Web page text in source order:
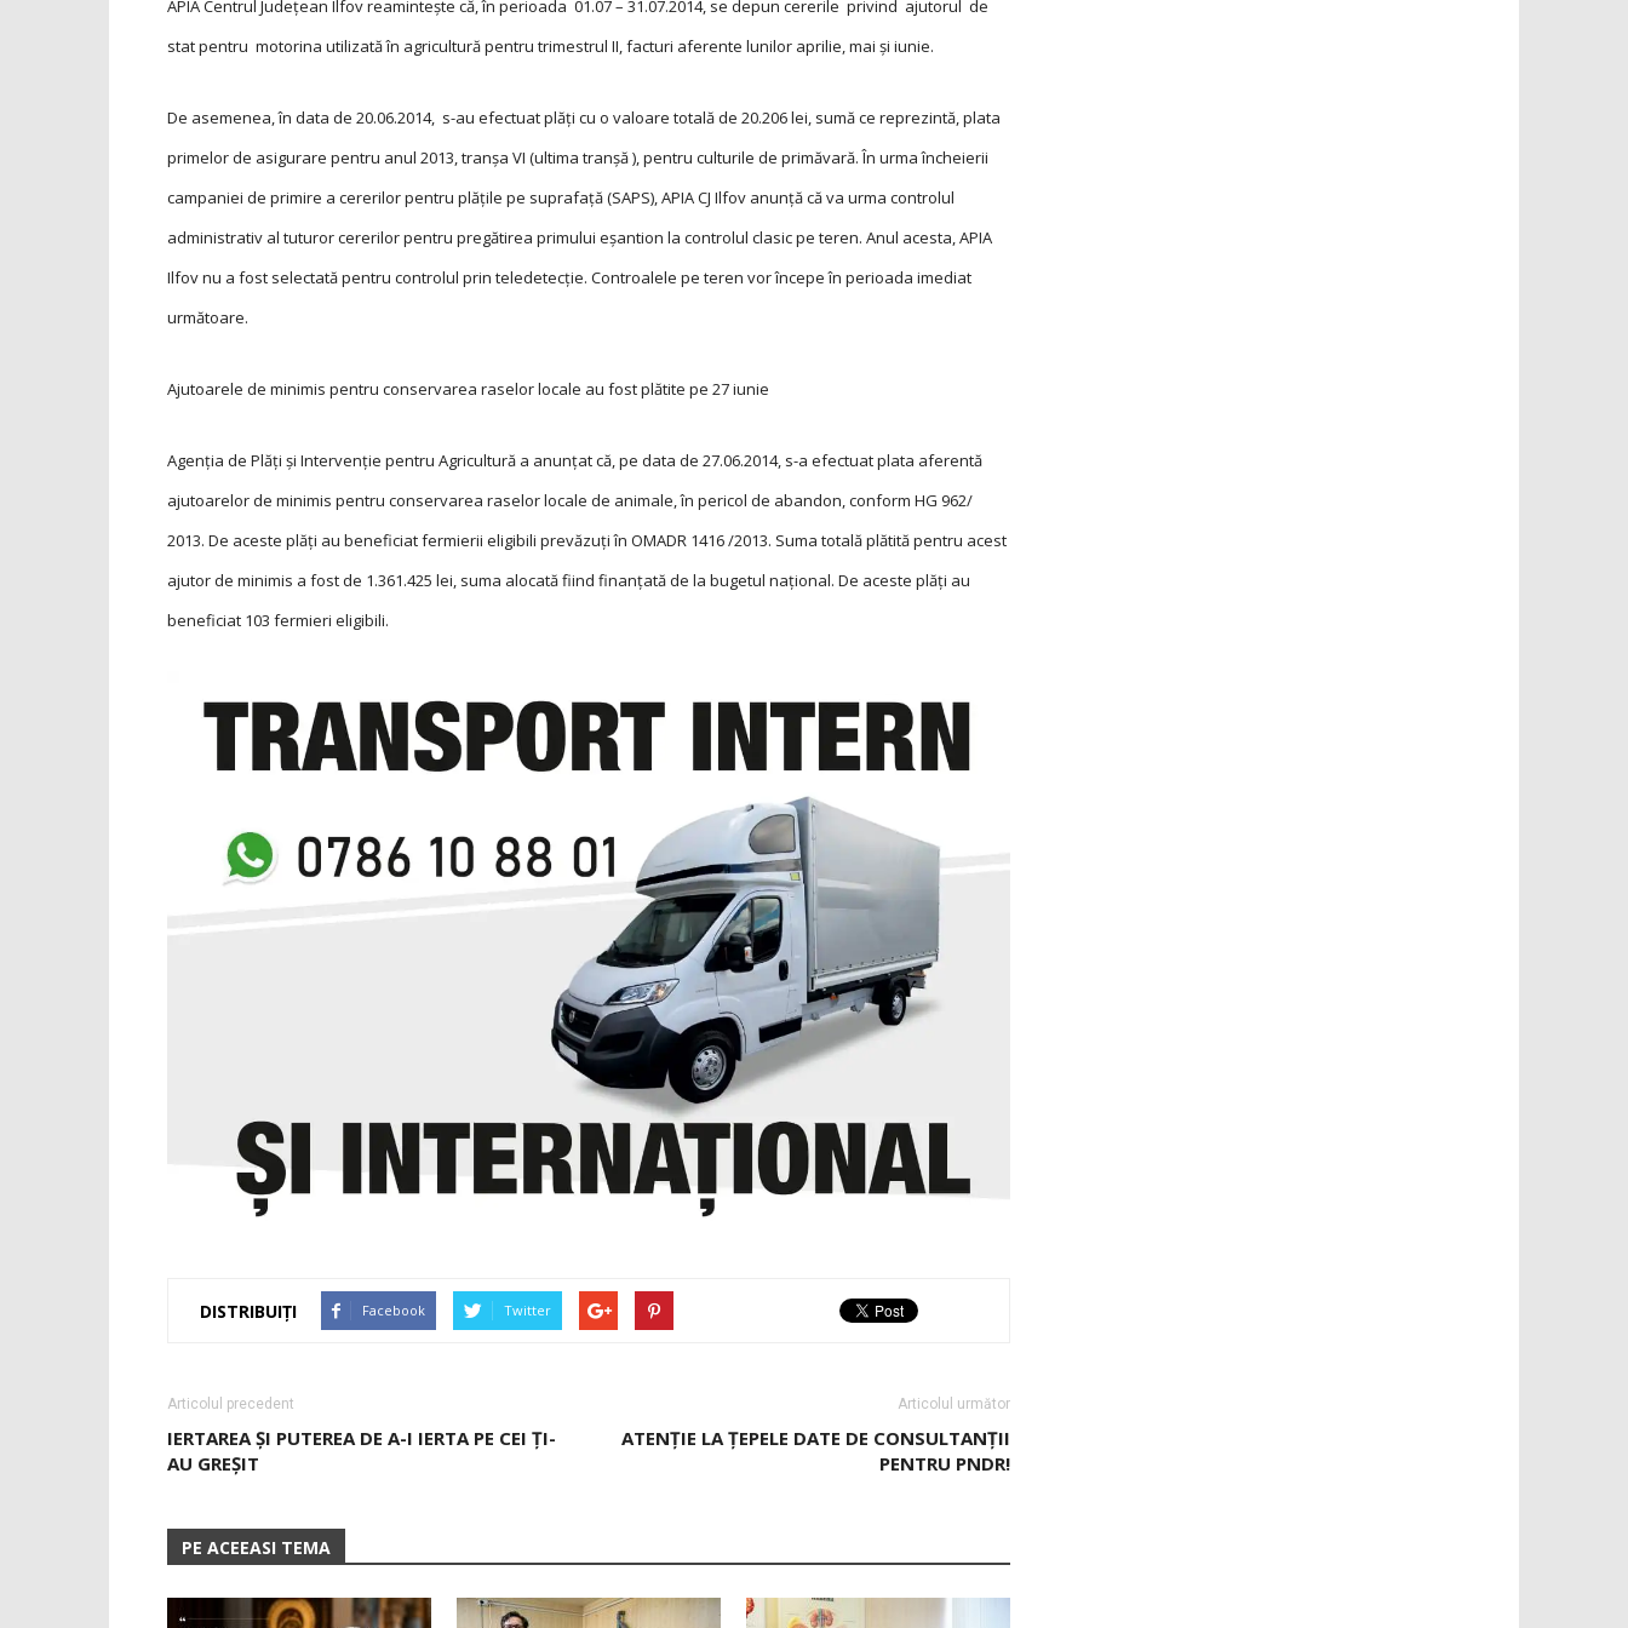
APIA Centrul Județean Ilfov reamintește că, în perioada 01.07 – 31.07.2014, se depun cererile privind ajutorul de
stat pentru motorina utilizată în agricultură pentru trimestrul II, facturi aferente lunilor aprilie, mai şi iunie.
De asemenea, în data de 20.06.2014, s-au efectuat plăţi cu o valoare totală de 20.206 lei, sumă ce reprezintă, plata
primelor de asigurare pentru anul 2013, tranşa VI (ultima tranşă ), pentru culturile de primăvară. În urma încheierii
campaniei de primire a cererilor pentru plățile pe suprafață (SAPS), APIA CJ Ilfov anunță că va urma controlul
administrativ al tuturor cererilor pentru pregătirea primului eşantion la controlul clasic pe teren. Anul acesta, APIA
Ilfov nu a fost selectată pentru controlul prin teledetecţie. Controalele pe teren vor începe în perioada imediat
următoare.
Ajutoarele de minimis pentru conservarea raselor locale au fost plătite pe 27 iunie
Agenția de Plăți și Intervenție pentru Agricultură a anunțat că, pe data de 27.06.2014, s-a efectuat plata aferentă
ajutoarelor de minimis pentru conservarea raselor locale de animale, în pericol de abandon, conform HG 962/
2013. De aceste plăți au beneficiat fermierii eligibili prevăzuți în OMADR 1416 /2013. Suma totală plătită pentru acest
ajutor de minimis a fost de 1.361.425 lei, suma alocată fiind finanțată de la bugetul național. De aceste plăți au
beneficiat 103 fermieri eligibili.
DISTRIBUIȚI Facebook Twitter
Articolul precedent
IERTAREA ŞI PUTEREA DE A-I IERTA PE CEI ŢI-
AU GREŞIT
Articolul următor
ATENȚIE LA ȚEPELE DATE DE CONSULTANȚII
PENTRU PNDR!
PE ACEEASI TEMA